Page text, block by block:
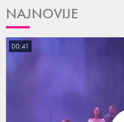
NAJNOVIJE
00:41